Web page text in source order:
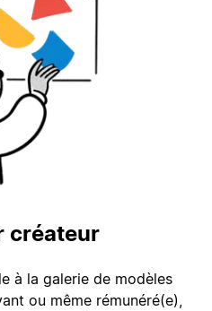
créateur
à la galerie de modèles
ou même rémunéré(e),